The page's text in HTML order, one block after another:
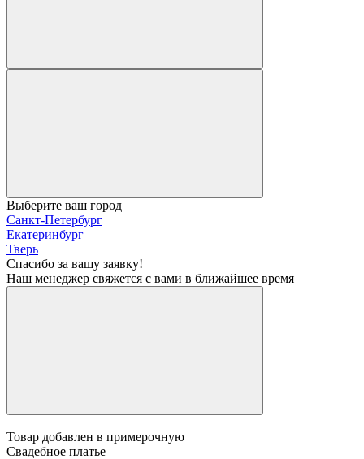
Выберите ваш город
Санкт-Петербург
Екатеринбург
Тверь
Спасибо за вашу заявку!
Наш менеджер свяжется с вами в ближайшее время
Товар добавлен в примерочную
Свадебное платье